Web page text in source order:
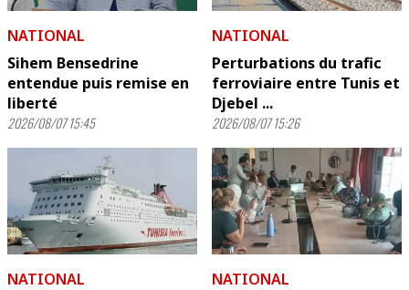
NATIONAL
Sihem Bensedrine
entendue puis remise en
liberté
2026/08/07 15:45
NATIONAL
Perturbations du trafic
ferroviaire entre Tunis et
Djebel ...
2026/08/07 15:26
NATIONAL
NATIONAL